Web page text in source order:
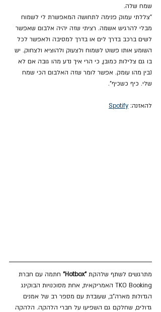
שמח שלה.
"צללתי עמוק פנימה לתחושה המאפשרת לי לשמוח
מבלי להרגיש אשמה. רציתי שזה יהיה אלבום שאפשר
לשים ברכב בדרך לים או בדרך למסיבה ולאפשר לכל
השומע אותו פשוט לשמוח ולצעוק ולהוציא ולצחוק. יש
בו גם צלילות כמובן, כי הרי איך נדע מהו גובה אם לא
נבין מהו עומק. אפשר לומר שזה האלבום הכי שמח
שלי. כיף כשכיף".
להאזנה: Spotify
מתרגשים לשתף שלהקת "Hotbox"
חתמה עם חברת
TKO Booking האמריקאית, אחת מסוכנויות הבוקינג
הגדולות מארה"ב, שעובדת עם מספר רב של אמנים
גדולים, שחלקם גם השפיעו על חברי הלהקה. הלהקה